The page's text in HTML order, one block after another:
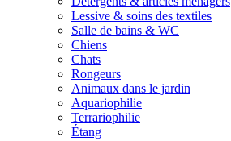
Lessive & soins des textiles
Salle de bains & WC
Chiens
Chats
Rongeurs
Animaux dans le jardin
Aquariophilie
Terrariophilie
Étang